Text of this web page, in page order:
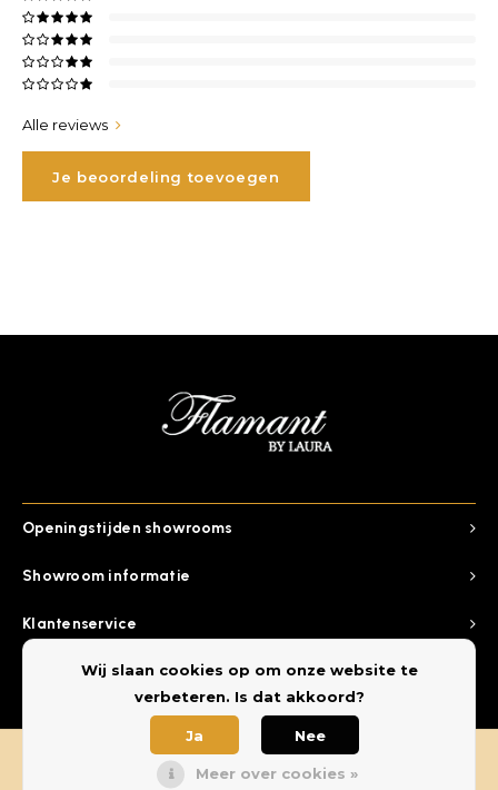
Alle reviews
Je beoordeling toevoegen
Showroom informatie
Openingstijden showrooms
Klantenservice
CategorieenWij slaan cookies op om onze website te
verbeteren. Is dat akkoord?
Ja Nee
Meer over cookies »